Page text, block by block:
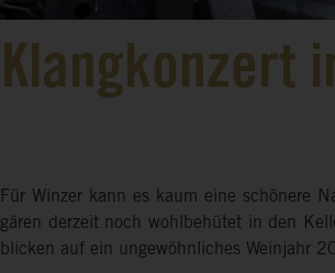
Klangkonzert
Für Winzer kann es kaum eine schönere
gären derzeit noch wohlbehütet in den
blicken auf ein ungewöhnliches Weinjahr